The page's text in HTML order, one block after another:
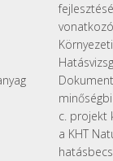
vonatkozó
Környezeti
c. projekt
a KHT